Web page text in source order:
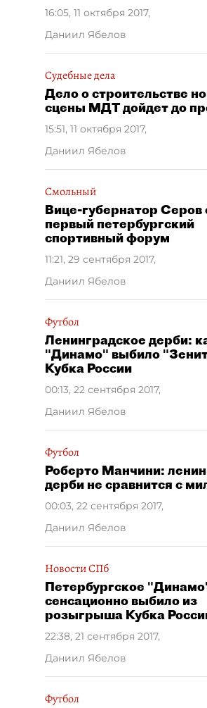
16:05, 11 октября 2017,
Даниил Ябелов
Судебные дела
Дело о строительстве
сцены МДТ дойдет до
15:51, 11 октября 2017,
Даниил Ябелов
Смольный
Вице-губернатор Серов
первый петербургский
спортивный форум
11:21, 29 сентября 2017,
Даниил Ябелов
Футбол
Ленинградское дерби:
"Динамо" выбило
Кубка России
00:13, 22 сентября 2017,
Даниил Ябелов
Футбол
Роберто Манчини:
дерби не сравнится с
00:03, 22 сентября 2017,
Даниил Ябелов
Новости СПб
Петербургское
сенсационно выбило из
розыгрыша Кубка
22:38, 21 сентября 2017,
Даниил Ябелов
Футбол